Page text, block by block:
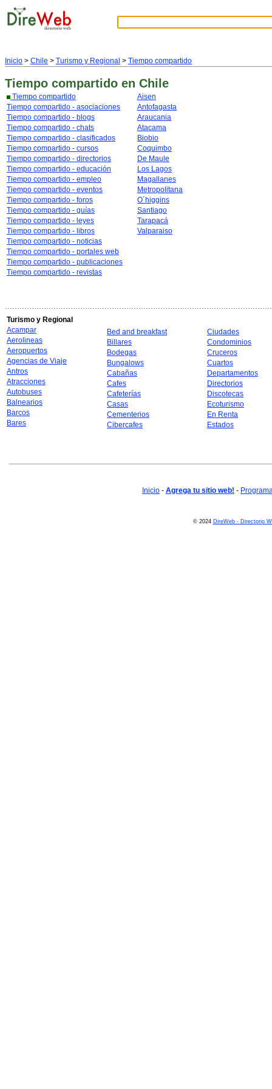
Inicio > Chile > Turismo y Regional > Tiempo compartido
Tiempo compartido en Chile
Tiempo compartido
Tiempo compartido - asociaciones
Tiempo compartido - blogs
Tiempo compartido - chats
Tiempo compartido - clasificados
Tiempo compartido - cursos
Tiempo compartido - directorios
Tiempo compartido - educación
Tiempo compartido - empleo
Tiempo compartido - eventos
Tiempo compartido - foros
Tiempo compartido - guías
Tiempo compartido - leyes
Tiempo compartido - libros
Tiempo compartido - noticias
Tiempo compartido - portales web
Tiempo compartido - publicaciones
Tiempo compartido - revistas
Aisen
Antofagasta
Araucania
Atacama
Biobio
Coquimbo
De Maule
Los Lagos
Magallanes
Metropolitana
O´higgins
Santiago
Tarapacá
Valparaiso
Turismo y Regional
Acampar
Aerolineas
Aeropuertos
Agencias de Viaje
Antros
Atracciones
Autobuses
Balnearios
Barcos
Bares
Bed and breakfast
Billares
Bodegas
Bungalows
Cabañas
Cafes
Cafeterías
Casas
Cementerios
Cibercafes
Ciudades
Condominios
Cruceros
Cuartos
Departamentos
Directorios
Discotecas
Ecoturismo
En Renta
Estados
Inicio - Agrega tu sitio web! -
© 2024 DireWeb - Directorio